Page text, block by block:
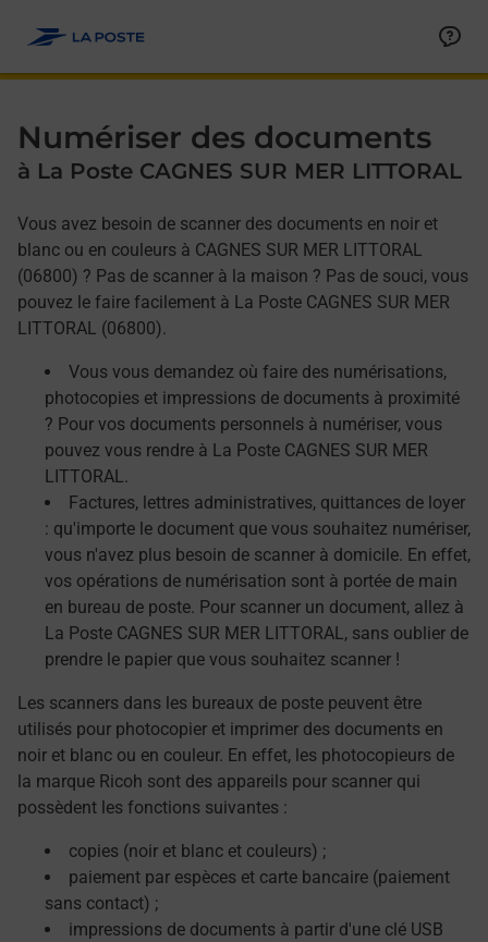
Numériser des documents
à La Poste CAGNES SUR MER LITTORAL
Vous avez besoin de scanner des documents en noir et
blanc ou en couleurs à CAGNES SUR MER LITTORAL
(06800) ? Pas de scanner à la maison ? Pas de souci, vous
pouvez le faire facilement à La Poste CAGNES SUR MER
LITTORAL (06800).
Vous vous demandez où faire des numérisations,
photocopies et impressions de documents à proximité
? Pour vos documents personnels à numériser, vous
pouvez vous rendre à La Poste CAGNES SUR MER
LITTORAL.
Factures, lettres administratives, quittances de loyer
: qu'importe le document que vous souhaitez numériser,
vous n'avez plus besoin de scanner à domicile. En effet,
vos opérations de numérisation sont à portée de main
en bureau de poste. Pour scanner un document, allez à
La Poste CAGNES SUR MER LITTORAL, sans oublier de
prendre le papier que vous souhaitez scanner !
Les scanners dans les bureaux de poste peuvent être
utilisés pour photocopier et imprimer des documents en
noir et blanc ou en couleur. En effet, les photocopieurs de
la marque Ricoh sont des appareils pour scanner qui
possèdent les fonctions suivantes :
copies (noir et blanc et couleurs) ;
paiement par espèces et carte bancaire (paiement
sans contact) ;
impressions de documents à partir d'une clé USB